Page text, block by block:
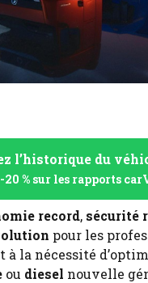
l’historique du
20 % sur les rapports
record, sécurité
pour les
à la nécessité
ou diesel nouvelle